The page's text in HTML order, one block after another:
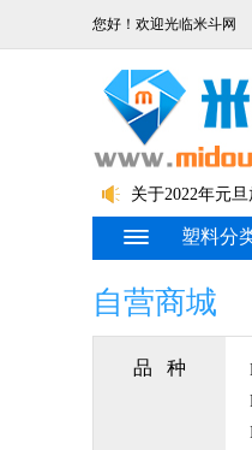
您好！欢迎光临米斗网
关于2022春节
关于2022年元
关于2021年国
塑料分
自营商城
品 种